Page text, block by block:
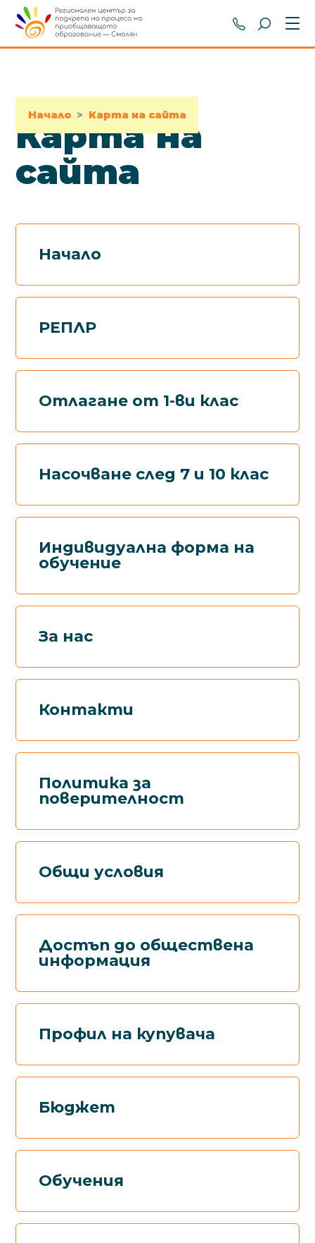
+359 301
Начало > Карта на сайта
Карта на
сайта
Начало
РЕПЛР
Отлагане от 1-ви клас
Насочване след 7 и 10 клас
Индивидуална форма на
обучение
За нас
Контакти
Политика за
поверителност
Общи условия
Достъп до обществена
информация
Профил на купувача
Бюджет
Обучения